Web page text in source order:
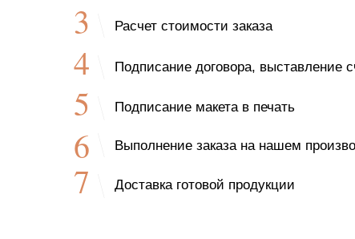
Расчет стоимости заказа
Подписание договора, выставление
Подписание макета в печать
Выполнение заказа на нашем
Доставка готовой продукции
3
4
5
6
7